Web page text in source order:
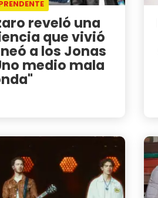
reveló una
que vivió
a los Jonas
medio mala